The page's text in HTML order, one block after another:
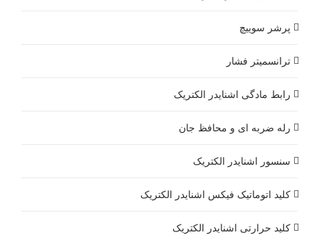
پرشر سوییچ
ترانسمیتر فشار
رابط مادگی اشنایدر الکتریک
رله ضربه ای و محافظ جان
سنسور اشنایدر الکتریک
کلید اتوماتیک فیکس اشنایدر الکتریک
کلید حرارتی اشنایدر الکتریک